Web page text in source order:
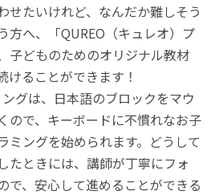
せたいけれど、なんだか難しそう
方へ、「QUREO（キュレオ）プ
子どものためのオリジナル教材
けることができます！
グは、日本語のブロックをマウ
ので、キーボードに不慣れなお子
ミングを始められます。どうして
たときには、講師が丁寧にフォ
で、安心して進めることができる